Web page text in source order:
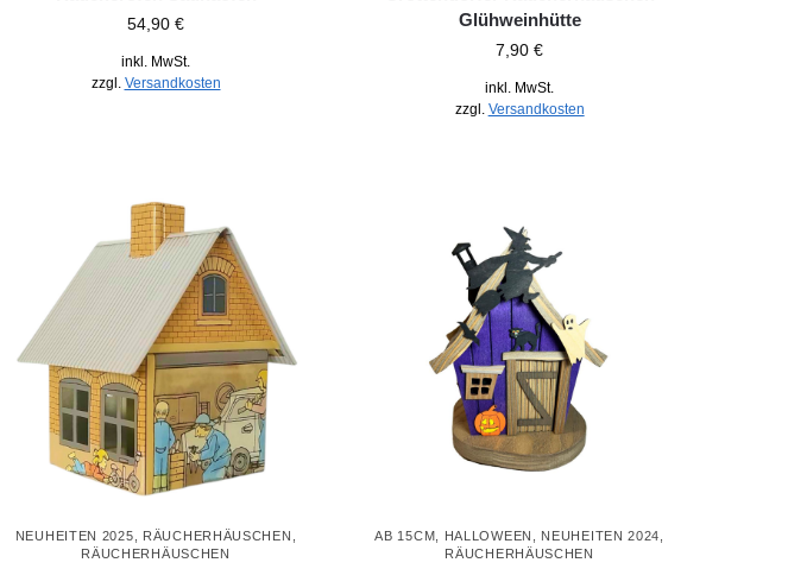
54,90 €
inkl. MwSt.
zzgl. Versandkosten
Glühweinhütte
7,90€
inkl. MwSt.
zzgl. Versandkosten
NEUHEITEN 2025 RÄUCHERHÄUSCHEN
RÄUCHERHÄUSCHEN
AB 15CM HALLOWEEN NEUHEITEN 2024
RÄUCHERHÄUSCHEN